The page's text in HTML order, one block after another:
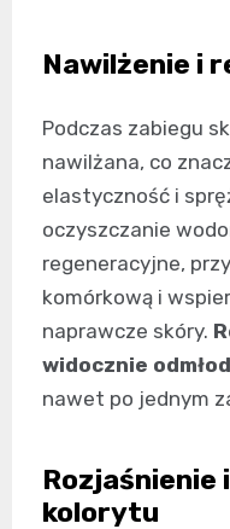
Nawilżenie i
Podczas zabiegu
nawilżana, co
elastyczność i
oczyszczanie
regeneracyjne,
komórkową i
naprawcze skóry.
widocznie
nawet po jednym
Rozjaśnienie
kolorytu